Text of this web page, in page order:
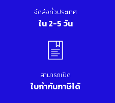
จัดส่งทั่วประเทศ
ใน 2-5 วัน
สามารถเปิด
ใบกำกับภาษีได้